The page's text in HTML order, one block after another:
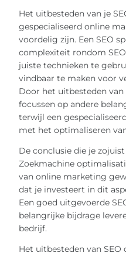
Het uitbesteden van je
gespecialiseerd online
voordelig zijn. Een SEO
complexiteit rondom
juiste technieken te
vindbaar te maken voor
Door het uitbesteden
focussen op andere
terwijl een
met het optimaliseren
De conclusie die je
Zoekmachine
van online marketing
dat je investeert in dit
Een goed uitgevoerde
belangrijke bijdrage
bedrijf.
Het uitbesteden van